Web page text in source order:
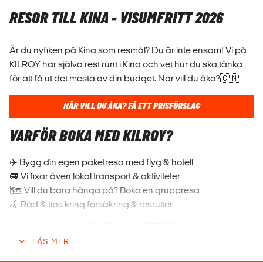
RESOR TILL KINA - VISUMFRITT 2026
Är du nyfiken på Kina som resmål? Du är inte ensam! Vi på
KILROY har själva rest runt i Kina och vet hur du ska tänka
för att få ut det mesta av din budget. När vill du åka?🇨🇳
NÄR VILL DU ÅKA? FÅ ETT PRISFÖRSLAG
VARFÖR BOKA MED KILROY?
✈️ Bygg din egen paketresa med flyg & hotell
🚐 Vi fixar även lokal transport & aktiviteter
🗺️ Vill du bara hänga på? Boka en gruppresa
🤙 Råd & tips kring försäkring & resrutter
LÄS MER